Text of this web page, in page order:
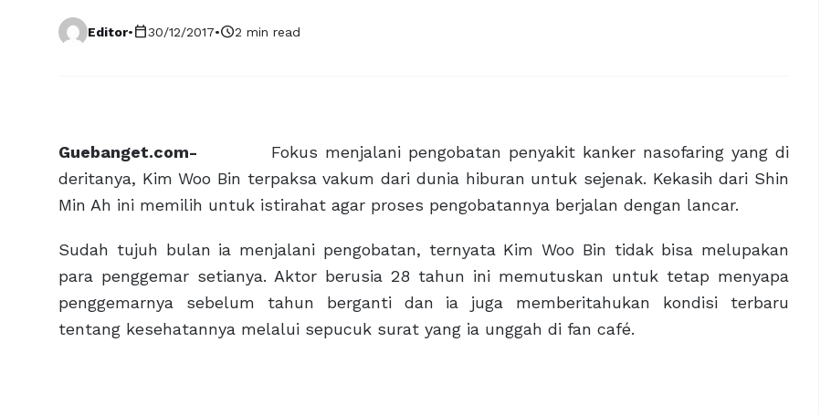
Editor•calendar_today30/12/2017•schedule2 min read
Guebanget.com-
Fokus menjalani pengobatan penyakit kanker nasofaring yang di
deritanya, Kim Woo Bin terpaksa vakum dari dunia hiburan untuk sejenak. Kekasih dari Shin
Min Ah ini memilih untuk istirahat agar proses pengobatannya berjalan dengan lancar.
Sudah tujuh bulan ia menjalani pengobatan, ternyata Kim Woo Bin tidak bisa melupakan
para penggemar setianya. Aktor berusia 28 tahun ini memutuskan untuk tetap menyapa
penggemarnya sebelum tahun berganti dan ia juga memberitahukan kondisi terbaru
tentang kesehatannya melalui sepucuk surat yang ia unggah di fan café.